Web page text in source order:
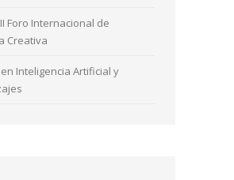
Foro Internacional de
Creativa
Inteligencia Artificial y